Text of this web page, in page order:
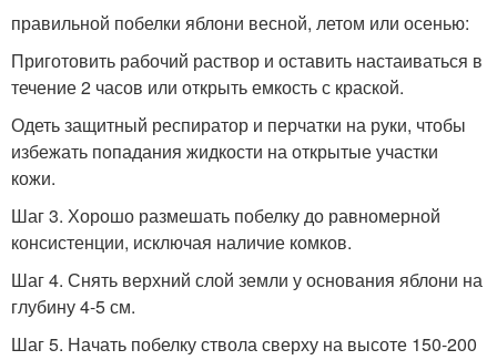
правильной побелки яблони весной, летом или осенью:
Приготовить рабочий раствор и оставить настаиваться в
течение 2 часов или открыть емкость с краской.
Одеть защитный респиратор и перчатки на руки, чтобы
избежать попадания жидкости на открытые участки
кожи.
Шаг 3. Хорошо размешать побелку до равномерной
консистенции, исключая наличие комков.
Шаг 4. Снять верхний слой земли у основания яблони на
глубину 4-5 см.
Шаг 5. Начать побелку ствола сверху на высоте 150-200